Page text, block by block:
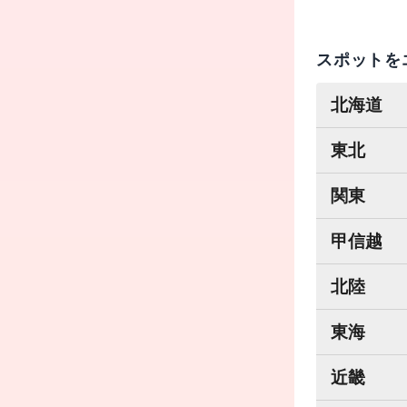
スポット
北海道
東北
関東
甲信越
北陸
東海
近畿